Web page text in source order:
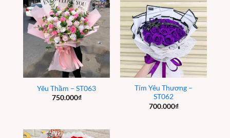
Yêu Thầm – ST063
750.000₫
Tím Yêu Thương –
ST062
700.000₫